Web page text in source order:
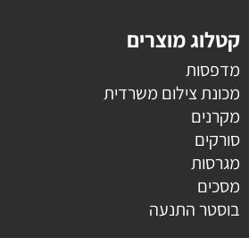
קטלוג מוצרים
מדפסות
מכונת צילום משרדית
מקרנים
סורקים
מגרסות
מסכים
בוסטר התנעה